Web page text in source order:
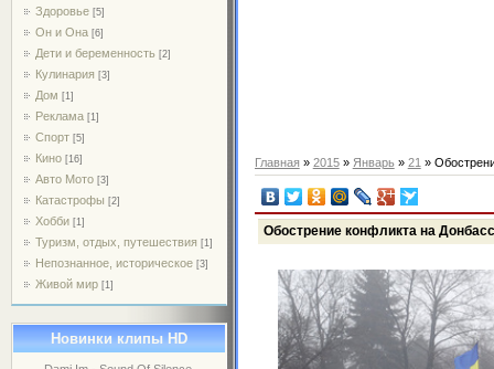
Здоровье [5]
Он и Она [6]
Дети и беременность [2]
Кулинария [3]
Дом [1]
Реклама [1]
Спорт [5]
Кино [16]
Авто Мото [3]
Катастрофы [2]
Хобби [1]
Туризм, отдых, путешествия [1]
Непознанное, историческое [3]
Живой мир [1]
Новинки клипы HD
Главная » 2015 » Январь » 21 »
Обострение конфликта на